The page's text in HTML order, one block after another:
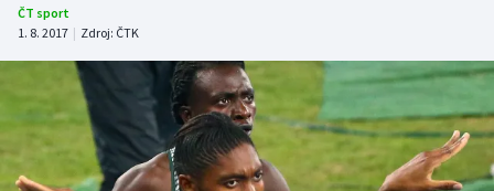
Tenis
Atletika
Cyklistika
DALŠÍ SPORTY
ČT sport
1. 8. 2017 | Zdroj: ČTK